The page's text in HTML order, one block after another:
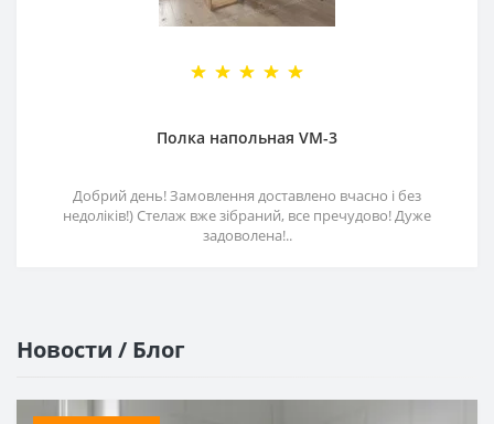
Полка напольная VM-3
Добрий день! Замовлення доставлено вчасно і без
недоліків!) Стелаж вже зібраний, все пречудово! Дуже
задоволена!..
Новости / Блог